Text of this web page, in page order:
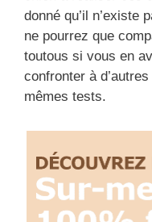
donné qu’il n’existe
ne pourrez que
toutous si vous en
confronter à
mêmes tests.